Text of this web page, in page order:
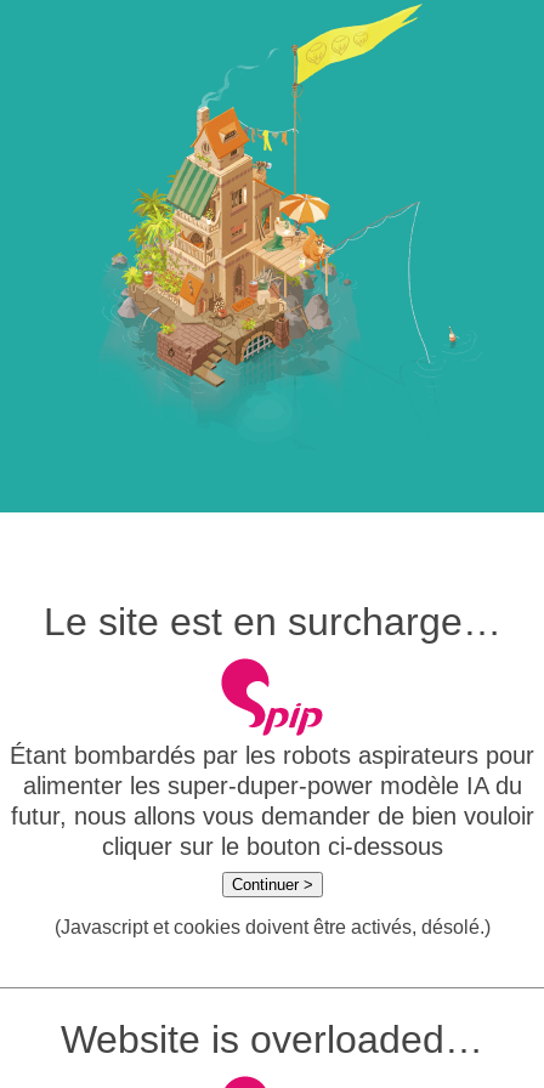
Le site est en surcharge…
Étant bombardés par les robots aspirateurs pour
alimenter les super-duper-power modèle IA du
futur, nous allons vous demander de bien vouloir
cliquer sur le bouton ci-dessous
Continuer >
(Javascript et cookies doivent être activés, désolé.)
Website is overloaded…